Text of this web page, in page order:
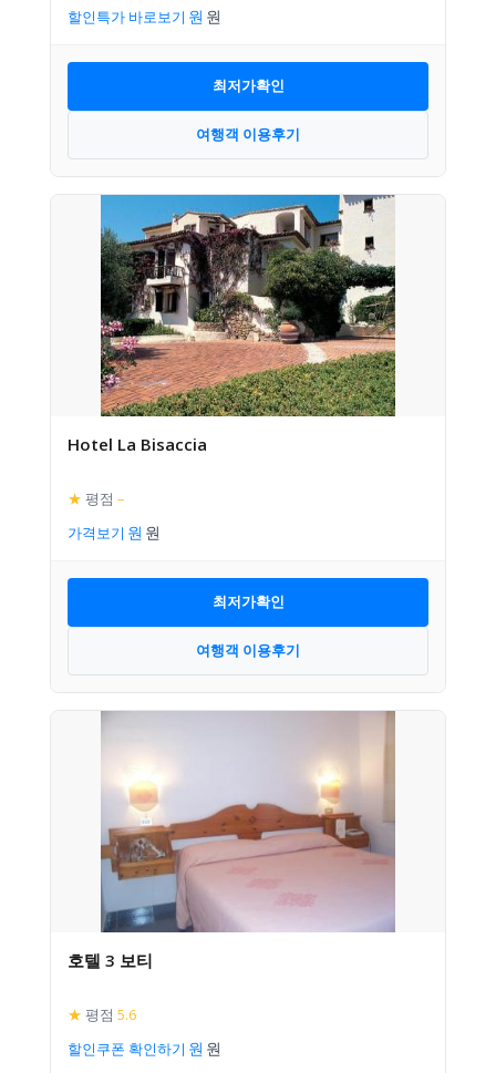
할인특가 바로보기
최저가확인
여행객 이용후기
Hotel La Bisaccia
★ 평점 –
가격보기
최저가확인
여행객 이용후기
호텔 3 보티
★ 평점 5.6
할인쿠폰 확인하기